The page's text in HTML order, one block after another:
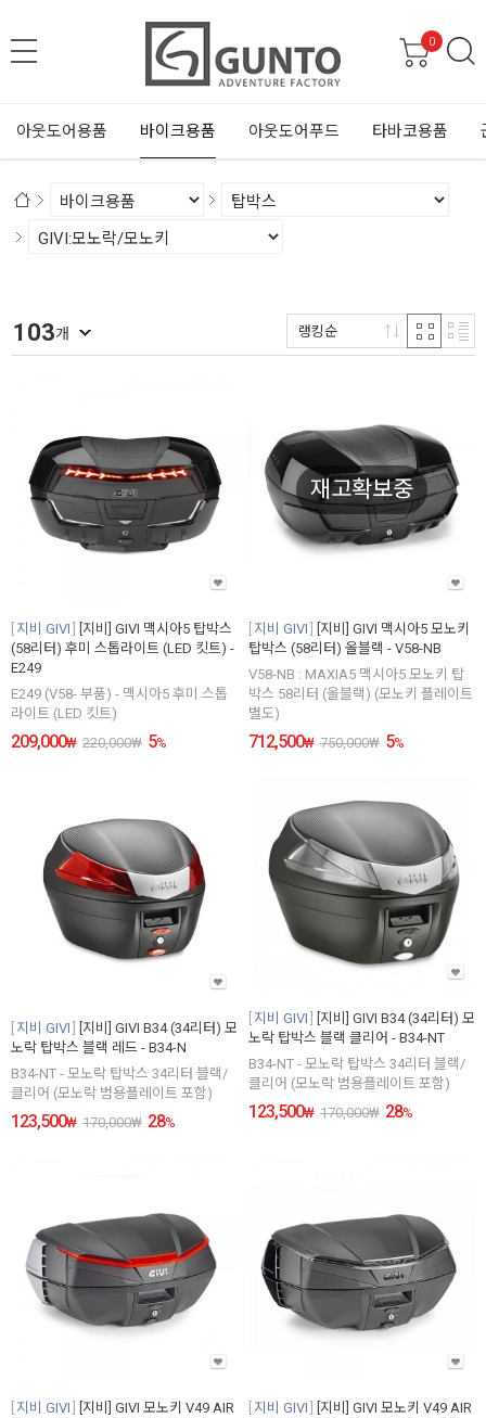
0
아웃도어용품 바이크용품 아웃도어푸드 타바코용품
103개 랭킹순
지비 GIVI
[지비] GIVI 맥시아5 탑박스
(58리터) 후미 스톱라이트 (LED 킷트) -
E249
E249 (V58- 부품) - 맥시아5 후미 스톱
라이트 (LED 킷트)
209,000₩ 220,000₩ 5%
재고확보중
지비 GIVI
[지비] GIVI 맥시아5 모노키
탑박스 (58리터) 올블랙 - V58-NB
V58-NB : MAXIA5 맥시아5 모노키 탑
박스 58리터 (올블랙) (모노키 플레이트
별도)
712,500₩ 750,000₩ 5%
지비 GIVI
[지비] GIVI B34 (34리터) 모
노락 탑박스 블랙 레드 - B34-N
B34-NT - 모노락 탑박스 34리터 블랙/
클리어 (모노락 범용플레이트 포함)
123,500₩ 170,000₩ 28%
지비 GIVI
[지비] GIVI B34 (34리터) 모
노락 탑박스 블랙 클리어 - B34-NT
B34-NT - 모노락 탑박스 34리터 블랙/
클리어 (모노락 범용플레이트 포함)
123,500₩ 170,000₩ 28%
지비 GIVI
[지비] GIVI 모노키 V49 AIR
지비 GIVI
[지비] GIVI 모노키 V49 AIR